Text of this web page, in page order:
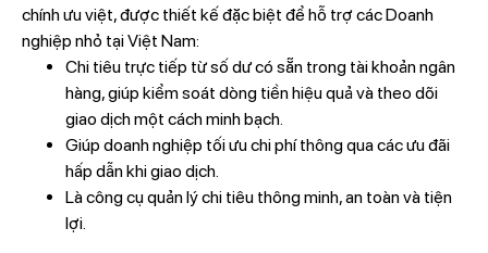
chính ưu việt, được thiết kế đặc biệt để hỗ trợ các Doanh
nghiệp nhỏ tại Việt Nam:
Chi tiêu trực tiếp từ số dư có sẵn trong tài khoản ngân
hàng, giúp kiểm soát dòng tiền hiệu quả và theo dõi
giao dịch một cách minh bạch.
Giúp doanh nghiệp tối ưu chi phí thông qua các ưu đãi
hấp dẫn khi giao dịch.
Là công cụ quản lý chi tiêu thông minh, an toàn và tiện
lợi.